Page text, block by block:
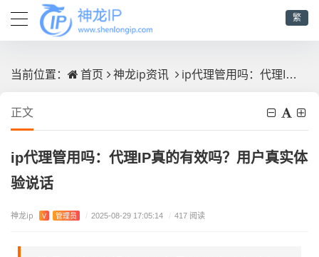
繁
当前位置： 首页 神龙ip资讯 ip代理管用吗：代理IP真的有效吗？用户真实体验说话
正文
ip代理管用吗：代理IP真的有效吗？用户真实体
验说话
神龙ip V 管理员 / 2025-08-29 17:05:14 / 417 阅读